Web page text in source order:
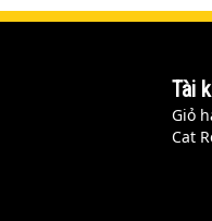
Tài
Giỏ
Cat